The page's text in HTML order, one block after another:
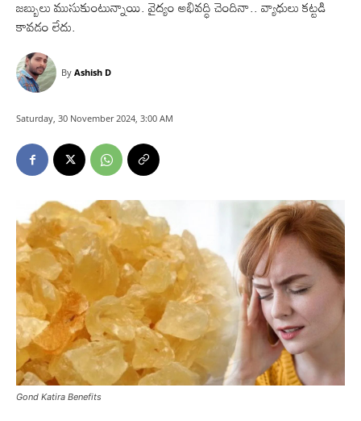
జబ్బులు ముసుకుంటున్నాయి. వైద్యం అభివద్ధి చెందినా.. వ్యాధులు కట్టడి
కావడం లేదు.
By Ashish D
Saturday, 30 November 2024, 3:00 AM
Gond Katira Benefits